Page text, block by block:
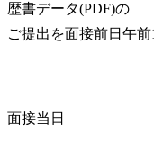
歴書データ(PDF)の
ご提出を面接前日午前
面接当日